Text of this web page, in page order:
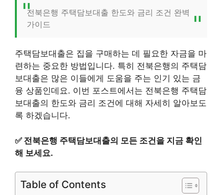
전북은행 주택담보대출 한도와 금리 조건 완벽
가이드
주택담보대출은 집을 구매하는 데 필요한 자금을 마
련하는 중요한 방법입니다. 특히 전북은행의 주택담
보대출은 많은 이들에게 도움을 주는 인기 있는 금
융 상품인데요. 이번 포스트에서는 전북은행 주택담
보대출의 한도와 금리 조건에 대해 자세히 알아보도
록 하겠습니다.
✅ 전북은행 주택담보대출의 모든 조건을 지금 확인
해 보세요.
Table of Contents